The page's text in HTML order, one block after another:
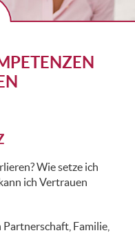
Wie setze ich
ich Vertrauen
Partnerschaft, Familie,